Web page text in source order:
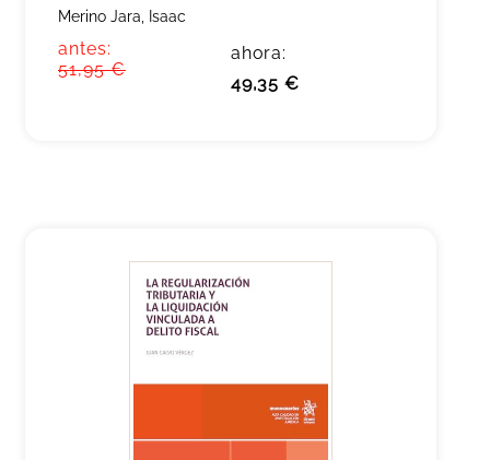
Merino Jara, Isaac
antes:
51,95 €
ahora:
49,35 €